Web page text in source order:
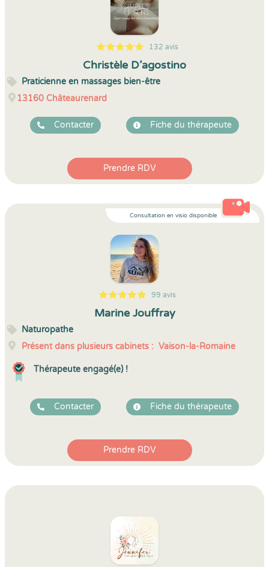
5
1
5
132 132 avis
Christèle D’agostino
Praticienne en massages bien-être
13160 Châteaurenard
Contacter Fiche du thérapeute
Prendre RDV
Consultation en visio disponible
5
1
5
99 99 avis
Marine Jouffray
Naturopathe
Présent dans plusieurs cabinets : Vaison-la-Romaine
Thérapeute engagé(e) !
Contacter Fiche du thérapeute
Prendre RDV